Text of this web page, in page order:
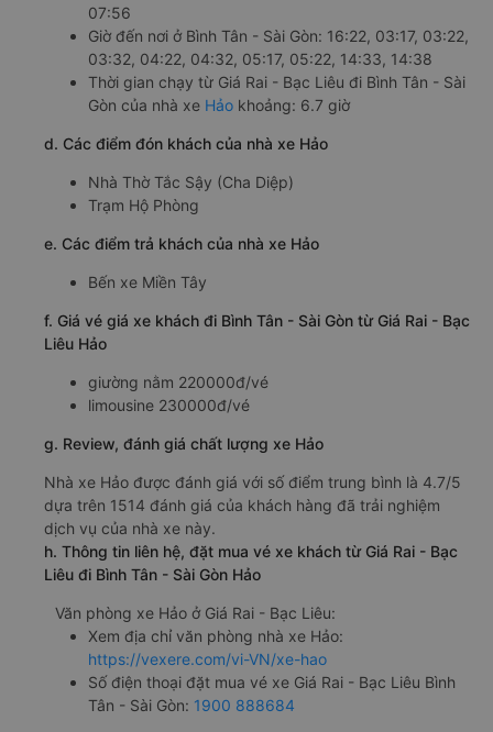
07:56
Giờ đến nơi ở Bình Tân - Sài Gòn: 16:22, 03:17, 03:22,
03:32, 04:22, 04:32, 05:17, 05:22, 14:33, 14:38
Thời gian chạy từ Giá Rai - Bạc Liêu đi Bình Tân - Sài
Gòn của nhà xe Hảo khoảng: 6.7 giờ
d. Các điểm đón khách của nhà xe Hảo
Nhà Thờ Tắc Sậy (Cha Diệp)
Trạm Hộ Phòng
e. Các điểm trả khách của nhà xe Hảo
Bến xe Miền Tây
f. Giá vé giá xe khách đi Bình Tân - Sài Gòn từ Giá Rai - Bạc
Liêu Hảo
giường nằm 220000đ/vé
limousine 230000đ/vé
g. Review, đánh giá chất lượng xe Hảo
Nhà xe Hảo được đánh giá với số điểm trung bình là 4.7/5
dựa trên 1514 đánh giá của khách hàng đã trải nghiệm
dịch vụ của nhà xe này.
h. Thông tin liên hệ, đặt mua vé xe khách từ Giá Rai - Bạc
Liêu đi Bình Tân - Sài Gòn Hảo
Văn phòng xe Hảo ở Giá Rai - Bạc Liêu:
Xem địa chỉ văn phòng nhà xe Hảo:
https://vexere.com/vi-VN/xe-hao
Số điện thoại đặt mua vé xe Giá Rai - Bạc Liêu Bình
Tân - Sài Gòn: 1900 888684